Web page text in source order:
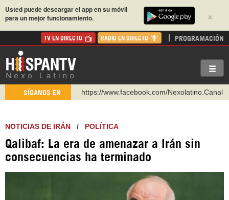
×
Usted puede descargar el app en su móvil
para un mejor funcionamiento.
TV EN DIRECTO RADIO EN DIRECTO PROGRAMACIÓN
SÍGANOS EN
https://www.facebook.com/Nexolatino.Canal
http://twitter.com/nexo_latino
https://t.me/hispantvcanal
https://urmedium.com/c/hispantv
Instagram como: hispan_tv
NOTICIAS DE IRÁN / POLÍTICA
Qalibaf: La era de amenazar a Irán sin
consecuencias ha terminado